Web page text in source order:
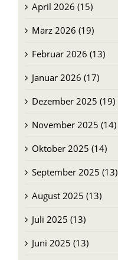
April 2026 (15)
März 2026 (19)
Februar 2026 (13)
Januar 2026 (17)
Dezember 2025 (19)
November 2025 (14)
Oktober 2025 (14)
September 2025 (13)
August 2025 (13)
Juli 2025 (13)
Juni 2025 (13)